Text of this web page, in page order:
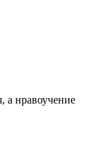
а нравоучение